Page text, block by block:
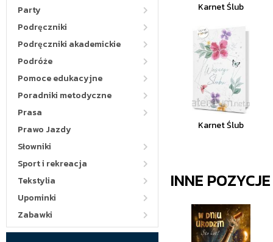
Party
Podręczniki
Podręczniki akademickie
Podróże
Pomoce edukacyjne
Poradniki metodyczne
Prasa
Prawo Jazdy
Słowniki
Sport i rekreacja
Tekstylia
Upominki
Zabawki
Karnet Ślub
Karnet Ślub
INNE